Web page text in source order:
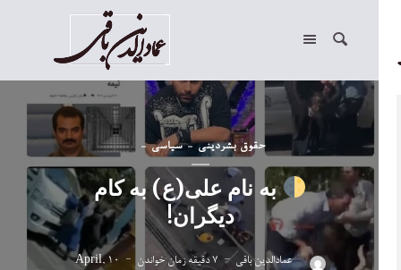
حقوق بشردینی سیاسی
به نام علی(ع) به کام
دیگران!
عمادالدین باقی 7 دقیقه زمان خواندن
10 April,